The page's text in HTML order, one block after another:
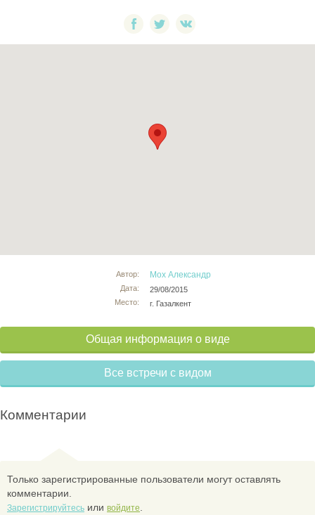
Автор:
Дата:
Место:
Мох Александр
29/08/2015
г. Газалкент
Общая информация о виде
Все встречи с видом
Комментарии
Только зарегистрированные пользователи могут оставлять
комментарии.
Зарегистрируйтесь или войдите